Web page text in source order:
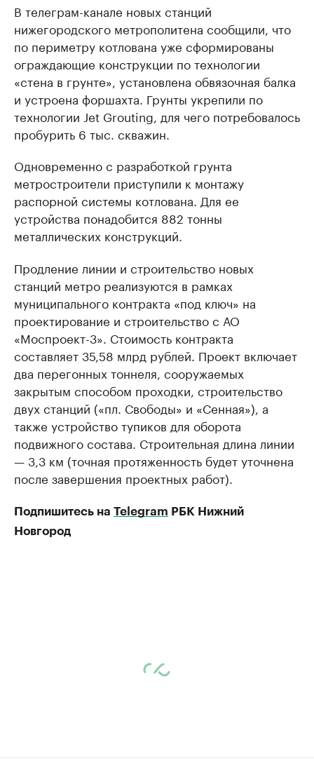
В телеграм-канале новых станций
нижегородского метрополитена сообщили, что
по периметру котлована уже сформированы
ограждающие конструкции по технологии
«стена в грунте», установлена обвязочная балка
и устроена форшахта. Грунты укрепили по
технологии Jet Grouting, для чего потребовалось
пробурить 6 тыс. скважин.
Одновременно с разработкой грунта
метростроители приступили к монтажу
распорной системы котлована. Для ее
устройства понадобится 882 тонны
металлических конструкций.
Продление линии и строительство новых
станций метро реализуются в рамках
муниципального контракта «под ключ» на
проектирование и строительство с АО
«Моспроект-3». Стоимость контракта
составляет 35,58 млрд рублей. Проект включает
два перегонных тоннеля, сооружаемых
закрытым способом проходки, строительство
двух станций («пл. Свободы» и «Сенная»), а
также устройство тупиков для оборота
подвижного состава. Строительная длина линии
— 3,3 км (точная протяженность будет уточнена
после завершения проектных работ).
Подпишитесь на Telegram РБК Нижний
Новгород